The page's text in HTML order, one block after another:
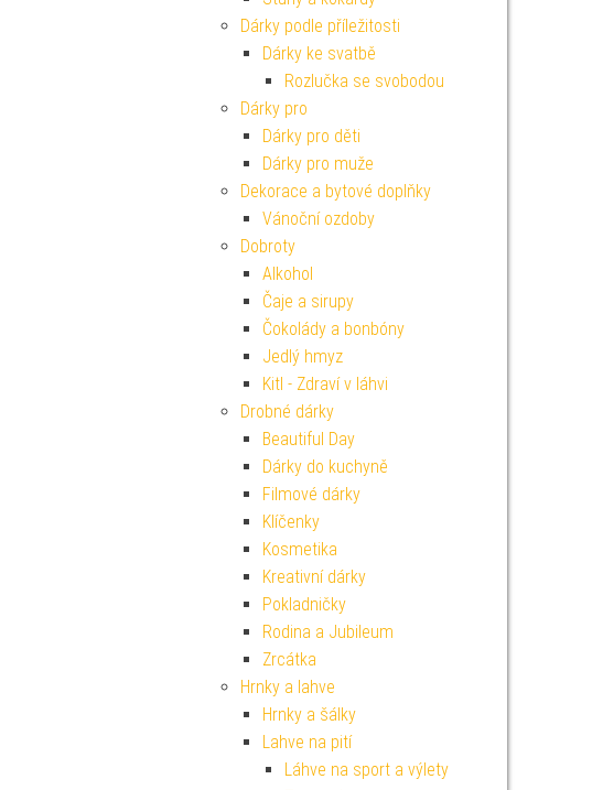
Dárky podle příležitosti
Dárky ke svatbě
Rozlučka se svobodou
Dárky pro
Dárky pro děti
Dárky pro muže
Dekorace a bytové doplňky
Vánoční ozdoby
Dobroty
Alkohol
Čaje a sirupy
Čokolády a bonbóny
Jedlý hmyz
Kitl - Zdraví v láhvi
Drobné dárky
Beautiful Day
Dárky do kuchyně
Filmové dárky
Klíčenky
Kosmetika
Kreativní dárky
Pokladničky
Rodina a Jubileum
Zrcátka
Hrnky a lahve
Hrnky a šálky
Lahve na pití
Láhve na sport a výlety